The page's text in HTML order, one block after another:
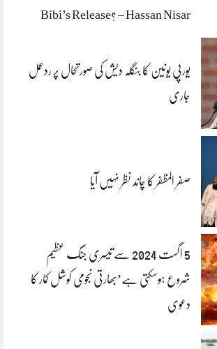
Bibi’s Release? – Hassan Nisar
یورپی یونین کا بنگلہ دیش کی صورتحال پر ردعمل
جاری
صفر المظفر کا چاند نظر نہیں آیا
5 اگست 2024 سے تیسری جنگ عظیم
شروع ہوسکتی ہے’بھارتی نجومی کوشل کمار کا
دعوی